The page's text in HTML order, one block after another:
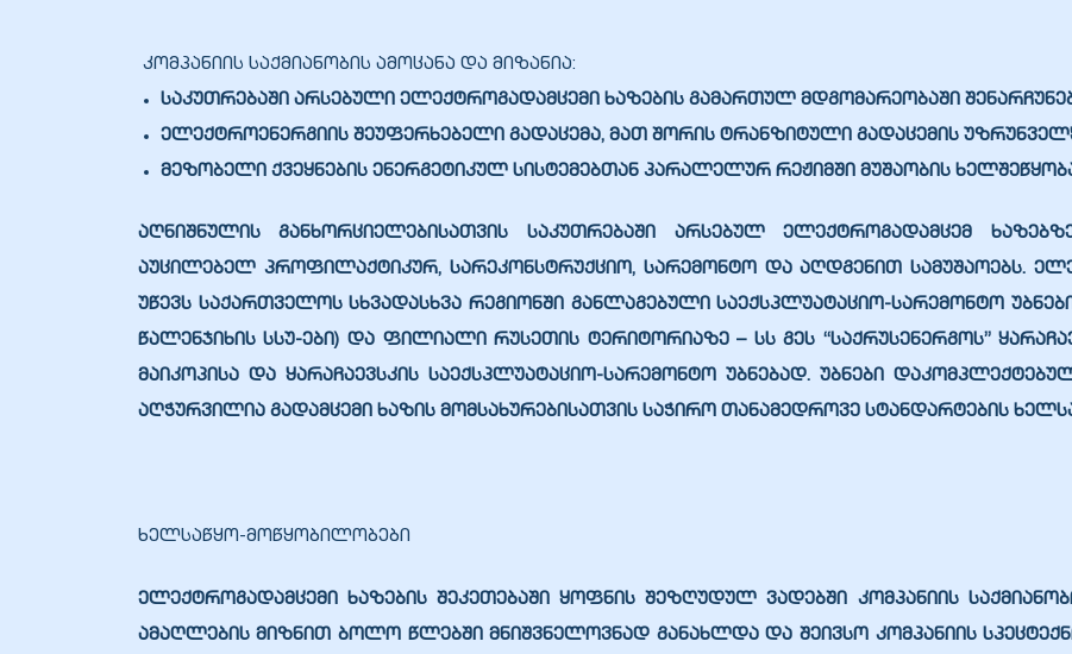
კომპანიის საქმიანობის ამოცანა და მიზანია:
საკუთრებაში არსებული ელექტროგადამცემი ხაზების გამართულ მდგომარეობაში
ელექტროენერგიის შეუფერხებელი გადაცემა, მათ შორის ტრანზიტული გადაცემის
მეზობელი ქვეყნების ენერგეტიკულ სისტემებთან პარალელურ რეჟიმში მუშაობის
აღნიშნულის განხორციელებისათვის საკუთრებაში არსებულ ელექტროგადამცემ
აუცილებელ პროფილაქტიკურ, სარეკონსტრუქციო, სარემონტო და აღდგენით სამუშაოებს.
უწევს საქართველოს სხვადასხვა რეგიონში განლაგებული საექსპლუატაციო-სარემონტო
წალენჯიხის სსუ-ები) და ფილიალი რუსეთის ტერიტორიაზე – სს გეს “საქრუსენერგოს”
მაიკოპისა და ყარაჩაევსკის საექსპლუატაციო-სარემონტო უბნებად.უბნები
აღჭურვილია გადამცემი ხაზის მომსახურებისათვის საჭირო თანამედროვე სტანდარტების
ხელსაწყო-მოწყობილობები
ელექტროგადამცემი ხაზების შეკეთებაში ყოფნის შეზღუდულ ვადებში კომპანიის
ამაღლების მიზნით ბოლო წლებში მნიშვნელოვნად განახლდა და შეივსო კომპანიის